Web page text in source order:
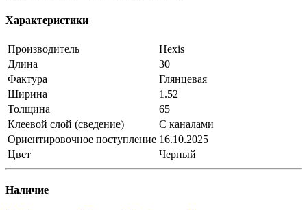
Характеристики
Производитель
Hexis
Длина
30
Фактура
Глянцевая
Ширина
1.52
Толщина
65
Клеевой слой (сведение)
С каналами
Ориентировочное поступление 16.10.2025
Цвет
Черный
Наличие